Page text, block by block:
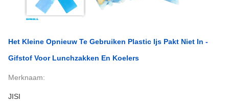
Het Kleine Opnieuw Te Gebruiken Plastic Ijs Pakt Niet In -
Gifstof Voor Lunchzakken En Koelers
Merknaam:
JISI